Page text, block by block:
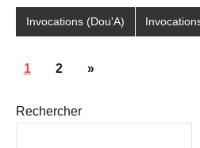
Invocations (Dou'A)
Pagination
publications
1 2
Articles
»
Rechercher